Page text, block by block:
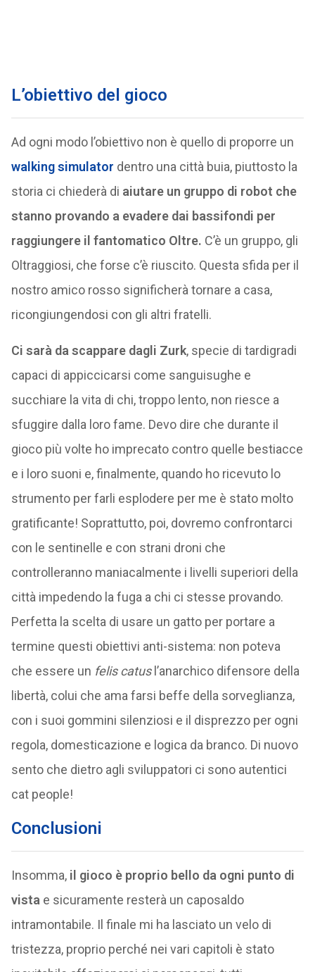
L’obiettivo del gioco
Ad ogni modo l’obiettivo non è quello di proporre un
walking simulator dentro una città buia, piuttosto la
storia ci chiederà di aiutare un gruppo di robot che
stanno provando a evadere dai bassifondi per
raggiungere il fantomatico Oltre. C’è un gruppo, gli
Oltraggiosi, che forse c’è riuscito. Questa sfida per il
nostro amico rosso significherà tornare a casa,
ricongiungendosi con gli altri fratelli.
Ci sarà da scappare dagli Zurk, specie di tardigradi
capaci di appiccicarsi come sanguisughe e
succhiare la vita di chi, troppo lento, non riesce a
sfuggire dalla loro fame. Devo dire che durante il
gioco più volte ho imprecato contro quelle bestiacce
e i loro suoni e, finalmente, quando ho ricevuto lo
strumento per farli esplodere per me è stato molto
gratificante! Soprattutto, poi, dovremo confrontarci
con le sentinelle e con strani droni che
controlleranno maniacalmente i livelli superiori della
città impedendo la fuga a chi ci stesse provando.
Perfetta la scelta di usare un gatto per portare a
termine questi obiettivi anti-sistema: non poteva
che essere un felis catusl’anarchico difensore della
libertà, colui che ama farsi beffe della sorveglianza,
con i suoi gommini silenziosi e il disprezzo per ogni
regola, domesticazione e logica da branco. Di nuovo
sento che dietro agli sviluppatori ci sono autentici
cat people!
Conclusioni
Insomma, il gioco è proprio bello da ogni punto di
vista e sicuramente resterà un caposaldo
intramontabile. Il finale mi ha lasciato un velo di
tristezza, proprio perché nei vari capitoli è stato